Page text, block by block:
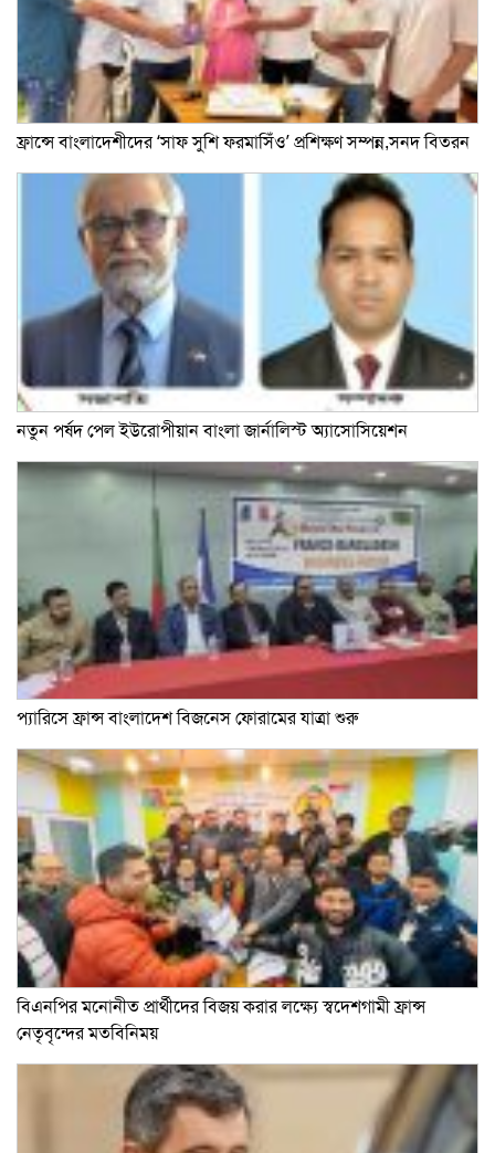
ফ্রান্সে বাংলাদেশীদের ‘সাফ সুশি ফরমাসিঁও’ প্রশিক্ষণ সম্পন্ন,সনদ বিতরন
নতুন পর্ষদ পেল ইউরোপীয়ান বাংলা জার্নালিস্ট অ্যাসোসিয়েশন
প্যারিসে ফ্রান্স বাংলাদেশ বিজনেস ফোরামের যাত্রা শুরু
বিএনপির মনোনীত প্রার্থীদের বিজয় করার লক্ষ্যে স্বদেশগামী ফ্রান্স
নেতৃবৃন্দের মতবিনিময়